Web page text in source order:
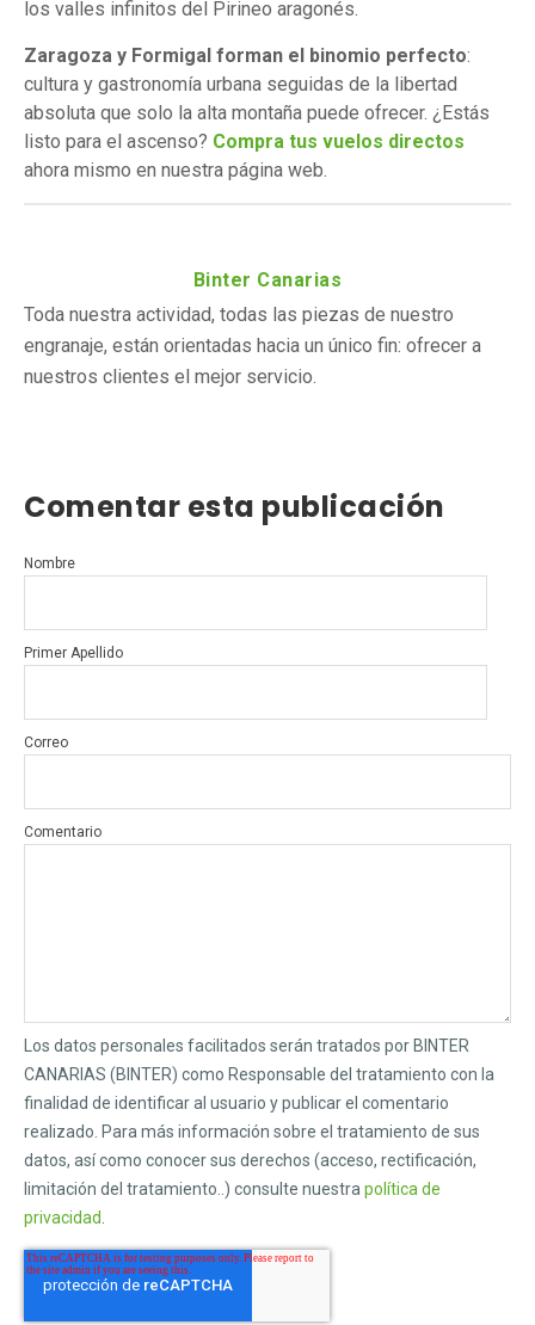
los valles infinitos del Pirineo aragonés.
Zaragoza y Formigal forman el binomio perfecto:
cultura y gastronomía urbana seguidas de la libertad
absoluta que solo la alta montaña puede ofrecer. ¿Estás
listo para el ascenso? Compra tus vuelos directos
ahora mismo en nuestra página web.
Binter Canarias
Toda nuestra actividad, todas las piezas de nuestro
engranaje, están orientadas hacia un único fin: ofrecer a
nuestros clientes el mejor servicio.
Comentar esta publicación
Nombre
Primer Apellido
Correo
Comentario
Los datos personales facilitados serán tratados por BINTER
CANARIAS (BINTER) como Responsable del tratamiento con la
finalidad de identificar al usuario y publicar el comentario
realizado. Para más información sobre el tratamiento de sus
datos, así como conocer sus derechos (acceso, rectificación,
limitación del tratamiento..) consulte nuestra política de
privacidad